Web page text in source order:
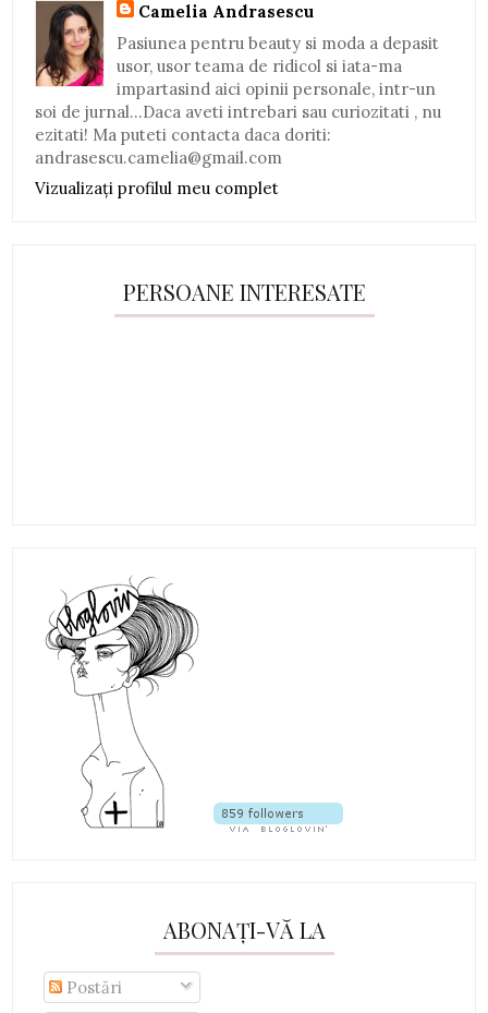
Camelia Andrasescu
Pasiunea pentru beauty si moda a depasit
usor, usor teama de ridicol si iata-ma
impartasind aici opinii personale, intr-un
soi de jurnal...Daca aveti intrebari sau curiozitati , nu
ezitati! Ma puteti contacta daca doriti:
andrasescu.camelia@gmail.com
Vizualizați profilul meu complet
PERSOANE INTERESATE
ABONAȚI-VĂ LA
Postări